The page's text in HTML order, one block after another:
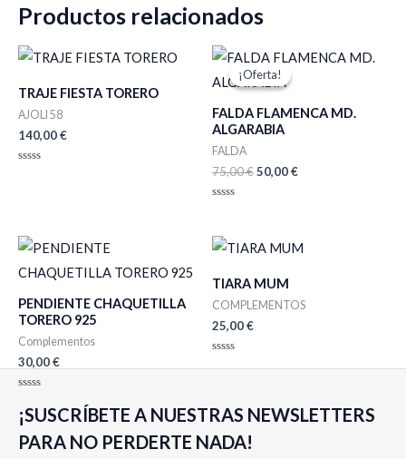
Productos relacionados
TRAJE FIESTA TORERO
AJOLI 58
140,00€
¡Oferta!
¡Oferta!
FALDA FLAMENCA MD.
ALGARABIA
FALDA
75,00€
El
precio
original
75,00 €.
50,00€
El
precio
50,00 €.
de
5
PENDIENTE CHAQUETILLA
TORERO 925
Complementos
30,00€
con
0
5
TIARA MUM
COMPLEMENTOS
25,00€
con
5
¡SUSCRÍBETE A NUESTRAS NEWSLETTERS
PARA NO PERDERTE NADA!